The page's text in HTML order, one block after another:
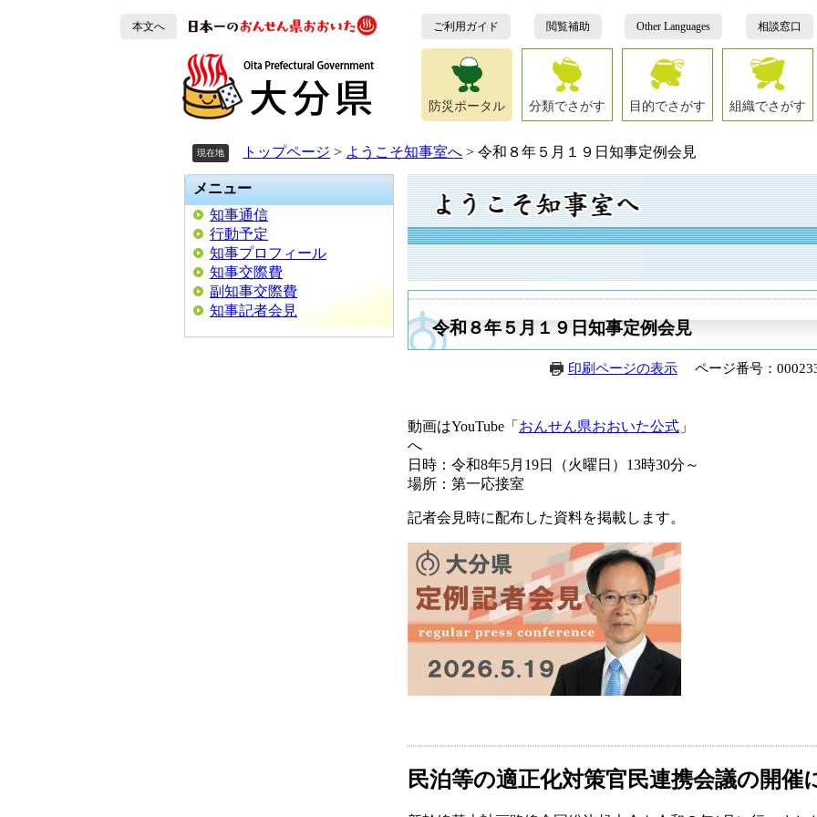
本文へ ご利用ガイド 閲覧補助 Other Languages 相談窓口
防災ポータル 分類でさがす 目的でさがす 組織でさがす
現在地 トップページ > ようこそ知事室へ >令和８年５月１９日知事定例会見
本
文
令和８年５月１９日知事定例会見
印刷ページの表示 ページ番号：
動画はYouTube「 おんせん県おおいた公式 」
日時：令和8年5月19日（火曜日）13時30分～
場所：第一応接室
記者会見時に配布した資料を掲載します。
民泊等の適正化対策官民連携会議の開催
メニュー
知事通信
行動予定
知事プロフィール
知事交際費
副知事交際費
知事記者会見